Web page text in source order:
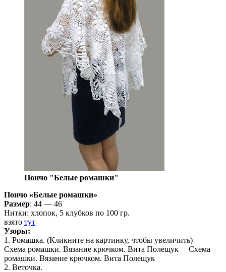
Пончо "Белые ромашки"
Пончо «Белые ромашки»
Размер: 44 — 46
Нитки: хлопок, 5 клубков по 100 гр.
взято тут
Узоры:
1. Ромашка. (Кликните на картинку, чтобы увеличить)
Схема ромашки. Вязание крючком. Вита Полещук Схема
ромашки. Вязание крючком. Вита Полещук
2. Веточка.